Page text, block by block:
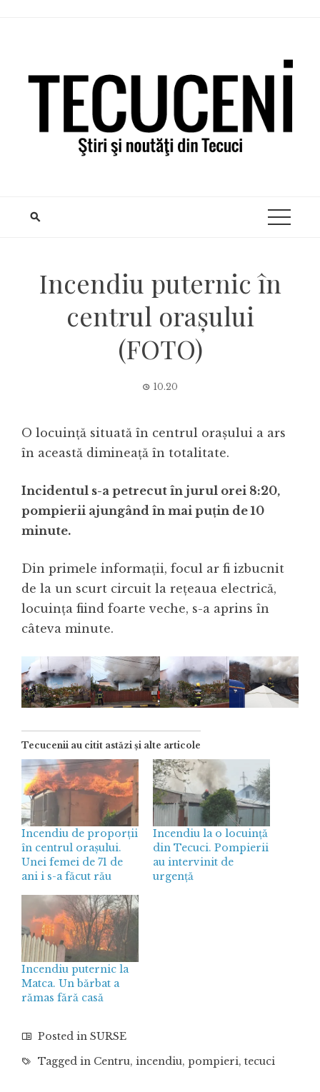
Incendiu puternic în
centrul oraşului
(FOTO)
10.20
O locuinţă situată în centrul oraşului a ars
în această dimineaţă în totalitate.
Incidentul s-a petrecut în jurul orei 8:20,
pompierii ajungând în mai puţin de 10
minute.
Din primele informaţii, focul ar fi izbucnit
de la un scurt circuit la reţeaua electrică,
locuinţa fiind foarte veche, s-a aprins în
câteva minute.
Tecucenii au citit astăzi și alte articole
Incendiu de proporții
în centrul orașului.
Unei femei de 71 de
ani i s-a făcut rău
Incendiu la o locuință
din Tecuci. Pompierii
au intervinit de
urgență
Incendiu puternic la
Matca. Un bărbat a
rămas fără casă
Posted in SURSE
Tagged in Centru, incendiu, pompieri, tecuci